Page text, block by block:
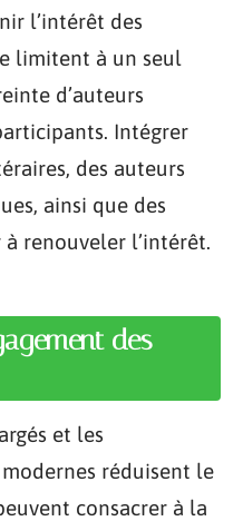
l’intérêt des
limitent à un seul
d’auteurs
Intégrer
des auteurs
ainsi que des
renouveler l’intérêt.
des
et les
réduisent le
consacrer à la